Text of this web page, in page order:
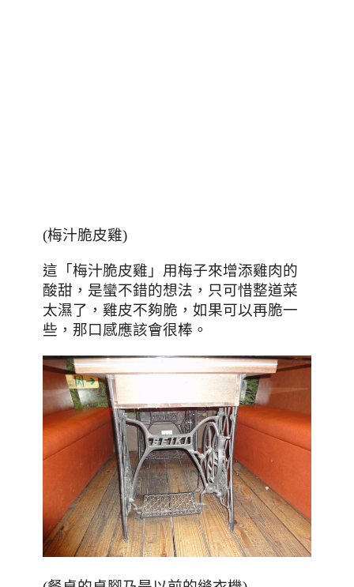
(梅汁脆皮雞)
這 「梅汁脆皮雞」用梅子來增添雞肉的
酸甜 ，是蠻不錯的想法 ，只可惜整道菜
太濕了 ， 雞皮不夠脆 ，如果可以再脆一
些 ，那口感應該會很棒。